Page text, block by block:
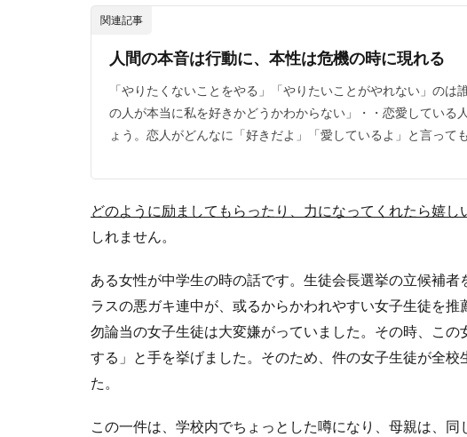
関連記事
人間の本音は行動に、本性は危機の時に現れる
「やりたくないことをやる」「やりたいことがやれない」のは
の人が本当に私を好きかどうかわからない」・・恋愛している
ょう。恋人がどんなに「好きだよ」「愛しているよ」と言って
どのように励ましてもらったり、力になってくれたら嬉し
しれません。
ある女性が中学生の時の話です。生徒会長選挙の立候補
ラスの悪ガキ連中が、或るからかわれやすい女子生徒を推
勿論当の女子生徒は大変嫌がっていました。その時、こ
する」と手を挙げました。そのため、件の女子生徒が全
た。
この一件は、学校内でちょっとした噂になり、母親は、